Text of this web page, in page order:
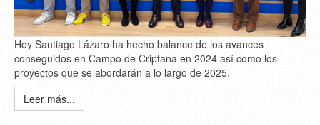
Hoy Santiago Lázaro ha hecho balance de los avances
conseguidos en Campo de Criptana en 2024 así como los
proyectos que se abordarán a lo largo de 2025.
Leer más...